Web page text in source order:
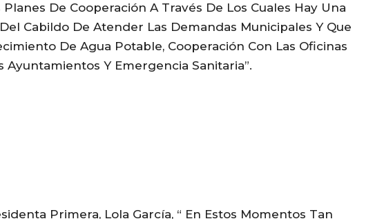
De Cooperación A Través De Los Cuales Hay Una
Cabildo De Atender Las Demandas Municipales Y Que
De Agua Potable, Cooperación Con Las Oficinas
Ayuntamientos Y Emergencia Sanitaria”.
Primera, Lola García, “ En Estos Momentos Tan